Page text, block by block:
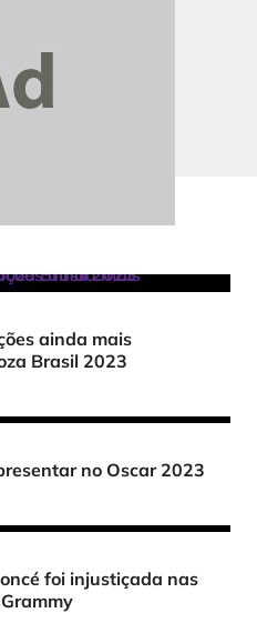
ainda mais
Brasil 2023
no Oscar 2023
foi injustiçada nas